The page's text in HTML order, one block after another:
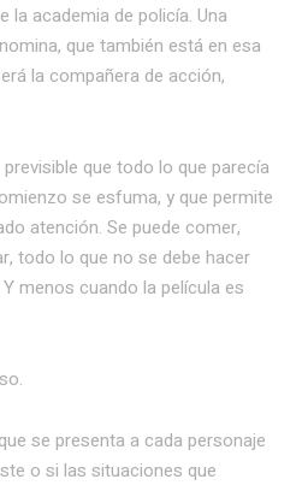
la academia de policía. Una
que también está en esa
la compañera de acción,
que todo lo que parecía
se esfuma, y que permite
atención. Se puede comer,
todo lo que no se debe hacer
menos cuando la película es
se presenta a cada personaje
o si las situaciones que